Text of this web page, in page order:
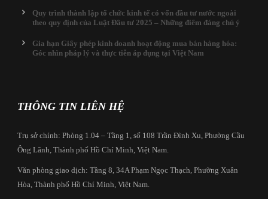
Quy trình thành lập tổ chức kinh tế có vốn đầu tư nước ngoài
theo quy định của Luật Đầu tư 2025 – Những điểm đáng chú ý
Gia hạn Giấy phép kinh doanh hoạt động mua bán hàng hóa:
Góc nhìn pháp lý và thực tiễn áp dụng tại Việt Nam
THÔNG TIN LIÊN HỆ
Trụ sở chính: Phòng 1.04 – Tầng 1, số 108 Trần Đình Xu, Phường Cầu
Ông Lãnh, Thành phố Hồ Chí Minh, Việt Nam.
Văn phòng giao dịch: Tầng 8, 34A Phạm Ngọc Thạch, Phường Xuân
Hòa, Thành phố Hồ Chí Minh, Việt Nam.